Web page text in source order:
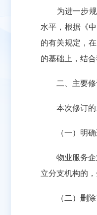
为进一步规范
水平，根据《
的有关规定，
的基础上，结
二、主要修
本次修订的
（一）明确
物业服务企业
立分支机构的
（二）删除